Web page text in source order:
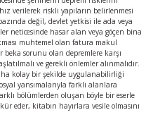
verilerek riskli yapıların belirlenmesi
değil, devlet yetkisi ile ada veya
neticesinde hasar alan veya göçen bina
muhtemel olan fatura makul
sorunu olan depremlere karşı
ve gerekli önlemler alınmalıdır.
kolay bir şekilde uygulanabilirliği
yansımalarıyla farklı alanlara
bölümlerden oluşan böyle bir eserle
eder, kitabın hayırlara vesile olmasını